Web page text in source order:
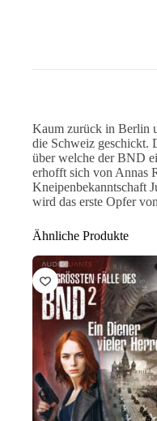
Kaum zurück in Berlin
die Schweiz geschickt.
über welche der BND
erhofft sich von Annas
Kneipenbekanntschaft
wird das erste Opfer
Ähnliche Produkte